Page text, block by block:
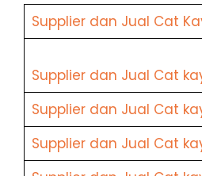
Supplier dan Jual Cat
Supplier dan Jual Cat
Supplier dan Jual Cat
Supplier dan Jual Cat